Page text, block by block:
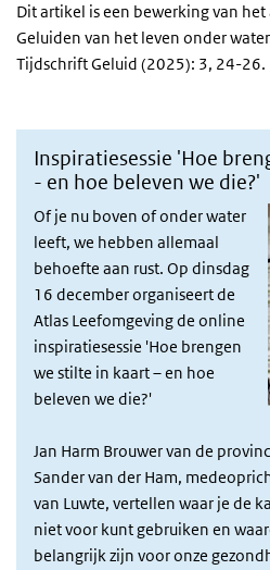
Dit artikel is een bewerking van
Geluiden van het leven onder
Tijdschrift Geluid (2025): 3, 24-26.
Inspiratiesessie 'Hoe
- en hoe beleven we die?'
Of je nu boven of onder water
leeft, we hebben allemaal
behoefte aan rust. Op dinsdag
16 december organiseert de
Atlas Leefomgeving de online
inspiratiesessie 'Hoe brengen
we stilte in kaart – en hoe
beleven we die?'
Jan Harm Brouwer van de
Sander van der Ham,
van Luwte, vertellen waar je de
niet voor kunt gebruiken en
belangrijk zijn voor onze